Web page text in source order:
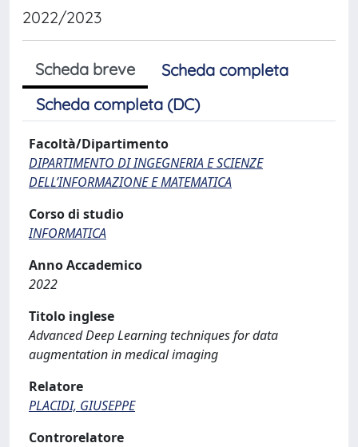
2022/2023
Scheda breve
Scheda completa
Scheda completa (DC)
Facoltà/Dipartimento
DIPARTIMENTO DI INGEGNERIA E SCIENZE
DELL’INFORMAZIONE E MATEMATICA
Corso di studio
INFORMATICA
Anno Accademico
2022
Titolo inglese
Advanced Deep Learning techniques for data
augmentation in medical imaging
Relatore
PLACIDI, GIUSEPPE
Controrelatore